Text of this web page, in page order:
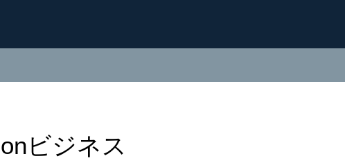
ビジネス